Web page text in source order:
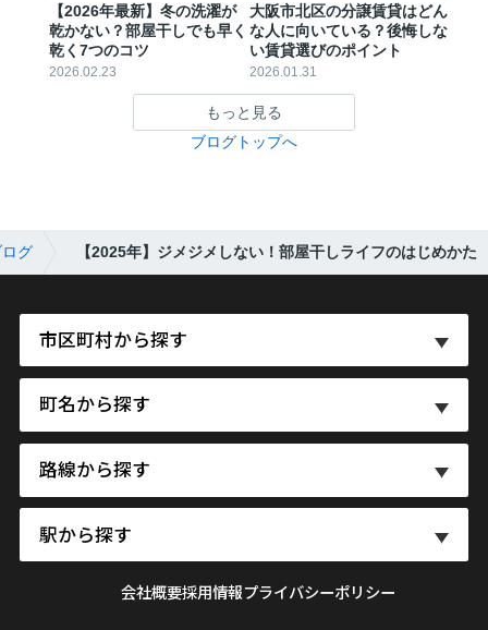
【2026年最新】冬の洗濯が
乾かない？部屋干しでも早く
乾く7つのコツ
2026.02.23
大阪市北区の分譲賃貸はどん
な人に向いている？後悔しな
い賃貸選びのポイント
2026.01.31
もっと見る
ブログトップへ
グ 【2025年】ジメジメしない！部屋干しライフのはじめかた
市区町村から探す
町名から探す
路線から探す
駅から探す
会社概要採用情報プライバシーポリシー